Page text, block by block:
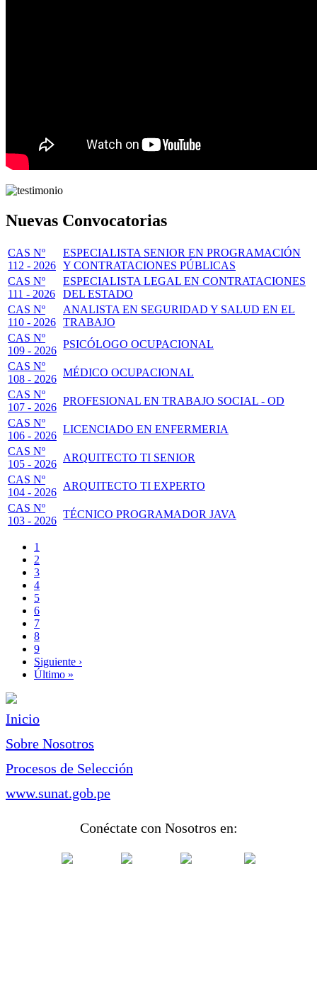
Nuevas Convocatorias
CAS Nº
112 - 2026
ESPECIALISTA SENIOR EN PROGRAMACIÓN
Y CONTRATACIONES PÚBLICAS
CAS Nº
111 - 2026
ESPECIALISTA LEGAL EN CONTRATACIONES
DEL ESTADO
CAS Nº
110 - 2026
ANALISTA EN SEGURIDAD Y SALUD EN EL
TRABAJO
CAS Nº
109 - 2026
PSICÓLOGO OCUPACIONAL
CAS Nº
108 - 2026
MÉDICO OCUPACIONAL
CAS Nº
107 - 2026
PROFESIONAL EN TRABAJO SOCIAL - OD
CAS Nº
106 - 2026
LICENCIADO EN ENFERMERIA
CAS Nº
105 - 2026
ARQUITECTO TI SENIOR
CAS Nº
104 - 2026
ARQUITECTO TI EXPERTO
CAS Nº
103 - 2026
TÉCNICO PROGRAMADOR JAVA
Paginación
Página
actual
1
Page
2
Page
3
Page
4
Page
5
Page
6
Page
7
Page
8
Page
9
Siguiente
página
Siguiente ›
Última
Último »
Inicio
Sobre Nosotros
Procesos de Selección
www.sunat.gob.pe
Conéctate con Nosotros en: